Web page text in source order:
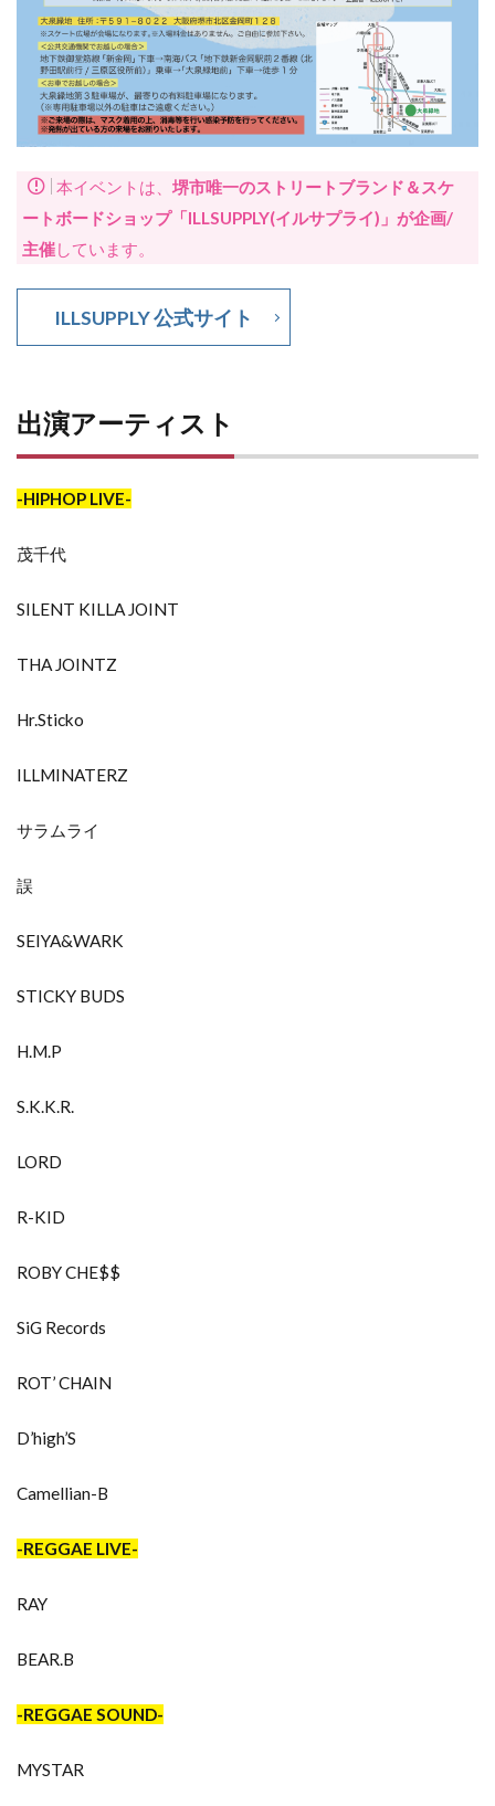
本イベントは、 堺市唯一のストリートブランド＆スケ
ートボードショップ「ILLSUPPLY(イルサプライ)」が企画/
主催しています。
ILLSUPPLY 公式サイト
出演アーティスト
-HIPHOP LIVE-
茂千代
SILENT KILLA JOINT
THA JOINTZ
Hr.Sticko
ILLMINATERZ
サラムライ
誤
SEIYA&WARK
STICKY BUDS
H.M.P
S.K.K.R.
LORD
R-KID
ROBY CHE$$
SiG Records
ROT’ CHAIN
D’high’S
Camellian-B
-REGGAE LIVE-
RAY
BEAR.B
-REGGAE SOUND-
MYSTAR